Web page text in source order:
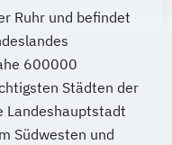
Ruhr und befindet
600000
Städten der
Landeshauptstadt
Südwesten und